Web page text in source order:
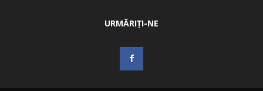
URMĂRIȚI-NE